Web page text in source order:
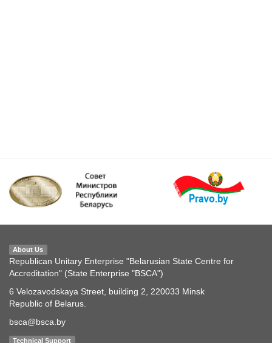
About Us
Republican Unitary Enterprise "Belarusian State Centre for
Accreditation" (State Enterprise "BSCA")
6 Velozavodskaya Street, building 2, 220033 Minsk
Republic of Belarus.
bsca@bsca.by
Technical Support